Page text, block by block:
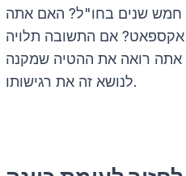
חמש שנים בחו"ל? האם אתה
אקספאט? אם התשובה תלויה
אתה רואה את ההטיה שמקנה
לנושא זה את רגישותו.